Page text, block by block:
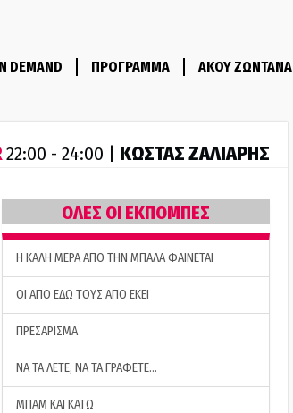
DEMAND ΠΡΟΓΡΑΜΜΑ ΑΚΟΥ ΖΩΝΤΑΝΑ
22:00 - 24:00 | ΚΩΣΤΑΣ ΖΑΛΙΑΡΗΣ
ΟΛΕΣ ΟΙ ΕΚΠΟΜΠΕΣ
H ΚΑΛΗ ΜΕΡΑ ΑΠΟ ΤΗΝ ΜΠΑΛΑ ΦΑΙΝΕΤΑΙ
ΟΙ ΑΠΟ ΕΔΩ ΤΟΥΣ ΑΠΟ ΕΚΕΙ
ΠΡΕΣΑΡΙΣΜΑ
ΝΑ ΤΑ ΛΕΤΕ, ΝΑ ΤΑ ΓΡΑΦΕΤΕ…
ΜΠΑΜ ΚΑΙ ΚΑΤΩ